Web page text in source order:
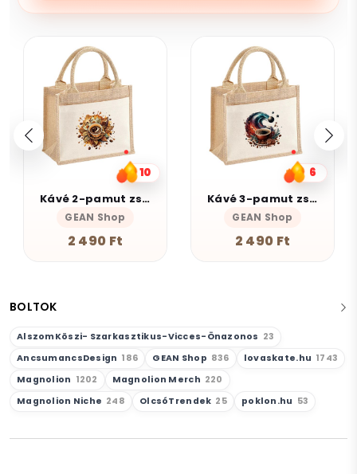
BOLTOK
AlszomKöszi- Szarkasztikus-Vicces-Önazonos 23
AncsumancsDesign 186 GEAN Shop 836 lovaskate.hu 1743
Magnolion 1202 Magnolion Merch 220
Magnolion Niche 248 OlcsóTrendek 25 poklon.hu 53
10
Kávé 2-pamut zsebes juta midi bevásárlótáska
GEAN Shop
2 490 Ft
6
Kávé 3-pamut zsebes juta midi bevásárlótáska
GEAN Shop
2 490 Ft